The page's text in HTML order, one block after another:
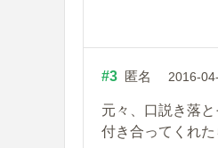
#3 匿名 2016-
元々、口説き落
付き合ってくれ